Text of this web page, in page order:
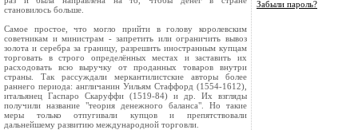
становилось больше.
Самое простое, что могло прийти в голову королевским
советникам и министрам - запретить или ограничить вывоз
золота и серебра за границу, разрешить иностранным купцам
торговать в строго определённых местах и заставить их
расходовать всю выручку от проданных товаров внутри
страны. Так рассуждали меркантилистские авторы более
раннего периода: англичанин Уильям Стаффорд (1554-1612),
итальянец Гаспаро Скаруффи (1519-84) и др. Их взгляды
получили название "теория денежного баланса". Но такие
меры только отпугивали купцов и препятствовали
дальнейшему развитию международной торговли.
Забыли пароль?